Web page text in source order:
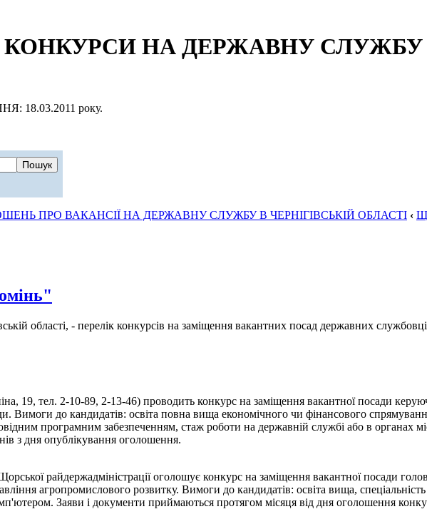
НА ДЕРЖАВНУ СЛУЖБУ
18.03.2011 року.
ПРО ВАКАНСІЇ НА ДЕРЖАВНУ СЛУЖБУ В ЧЕРНІГІВСЬКІЙ ОБЛАСТІ ‹
області, - перелік конкурсів на заміщення вакантних посад державних
19, тел. 2-10-89, 2-13-46) проводить конкурс на заміщення вакантної посади
Вимоги до кандидатів: освіта повна вища економічного чи фінансового
програмним забезпеченням, стаж роботи на державній службі або в органах
з дня опублікування оголошення.
райдержадміністрації оголошує конкурс на заміщення вакантної посади
агропромислового розвитку. Вимоги до кандидатів: освіта вища,
Заяви і документи приймаються протягом місяця від дня оголошення